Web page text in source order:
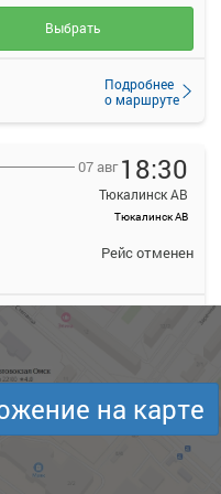
Подробнее
о маршруте
Выбрать
07 авг 18:30
Тюкалинск АВ
Тюкалинск АВ
Рейс отменен
07 авг18:45
Тюкалинск АВ
Тюкалинск АВ
на карте